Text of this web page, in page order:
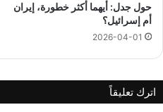
حول جدل: أيهما أكثر خطورة، إيران
أم إسرائيل؟
2026-04-01
اترك تعليقاً